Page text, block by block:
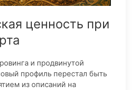
ценность при
и продвинутой
профиль перестал быть
из описаний на